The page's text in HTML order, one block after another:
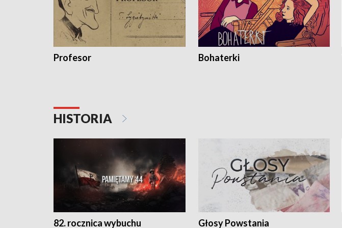
Profesor Bohaterki
HISTORIA
82. rocznica wybuchu Głosy Powstania